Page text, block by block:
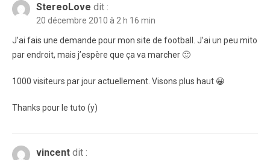
StereoLove dit :
20 décembre 2010 à 2 h 16 min
J’ai fais une demande pour mon site de football. J’ai un peu mito
par endroit, mais j’espère que ça va marcher 🙂
1000 visiteurs par jour actuellement. Visons plus haut 😀
Thanks pour le tuto (y)
vincent dit :